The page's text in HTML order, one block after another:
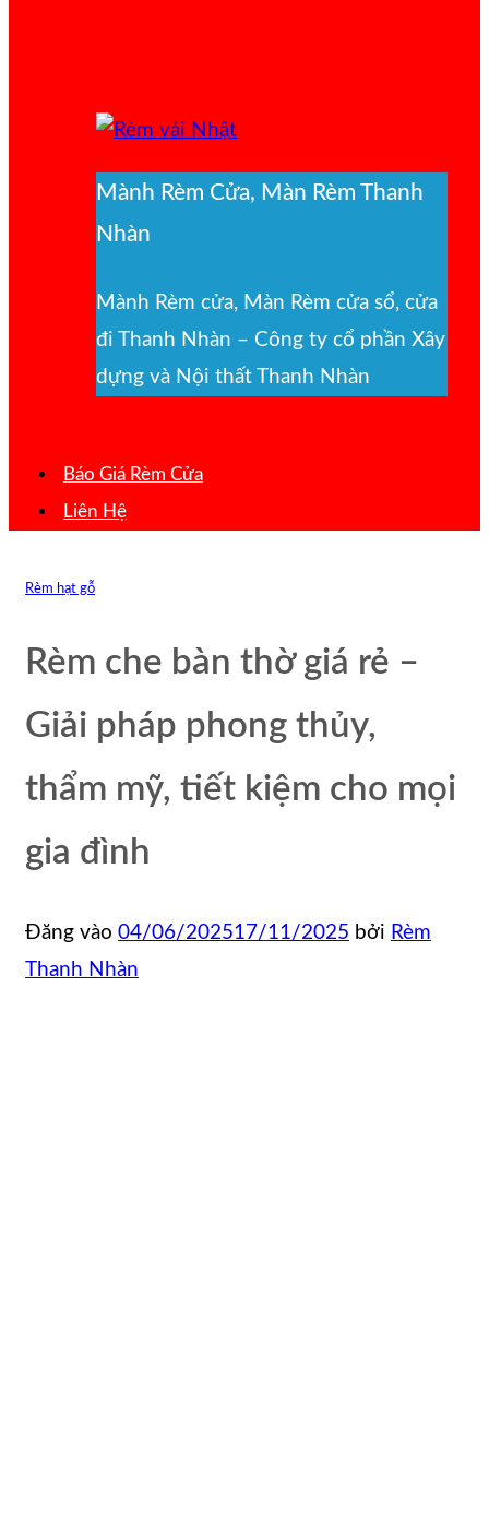
Mành Rèm Cửa, Màn Rèm Thanh
Nhàn
Mành Rèm cửa, Màn Rèm cửa sổ, cửa
đi Thanh Nhàn – Công ty cổ phần Xây
dựng và Nội thất Thanh Nhàn
Báo Giá Rèm Cửa
Liên Hệ
Rèm hạt gỗ
Rèm che bàn thờ giá rẻ –
Giải pháp phong thủy,
thẩm mỹ, tiết kiệm cho mọi
gia đình
Đăng vào 04/06/202517/11/2025 bởi Rèm
Thanh Nhàn